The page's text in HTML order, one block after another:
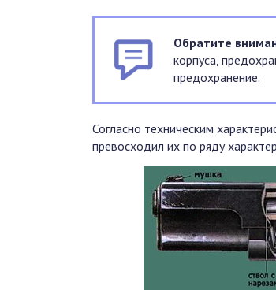
Обратите
корпуса,
предохранение.
Согласно техническим
превосходил их по ряду